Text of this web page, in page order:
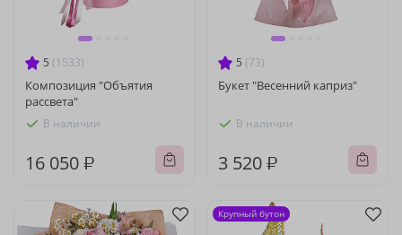
5 (1533)
Композиция "Объятия
рассвета"
В наличии
16 050 ₽
5 (73)
Букет "Весенний каприз"
В наличии
3 520 ₽
Крупный бутон